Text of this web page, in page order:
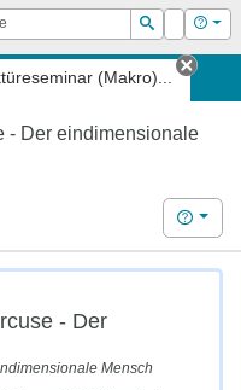
Suchen
Login Hilfe
(Makro)...
Tab
- Der eindimensionale
Hilfe
- Der
Mensch